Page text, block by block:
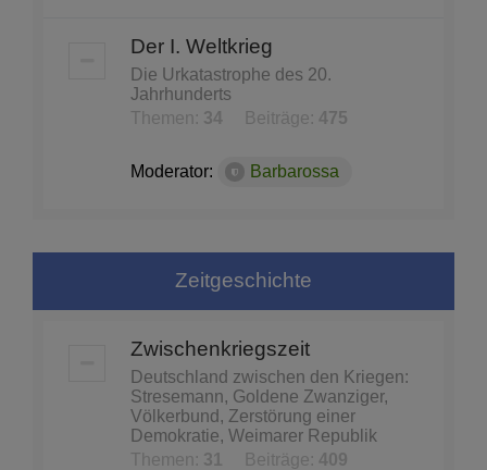
Der I. Weltkrieg
Die Urkatastrophe des 20.
Jahrhunderts
Themen: 34 Beiträge: 475
Moderator: Barbarossa
Zeitgeschichte
Zwischenkriegszeit
Deutschland zwischen den Kriegen:
Stresemann, Goldene Zwanziger,
Völkerbund, Zerstörung einer
Demokratie, Weimarer Republik
Themen: 31 Beiträge: 409